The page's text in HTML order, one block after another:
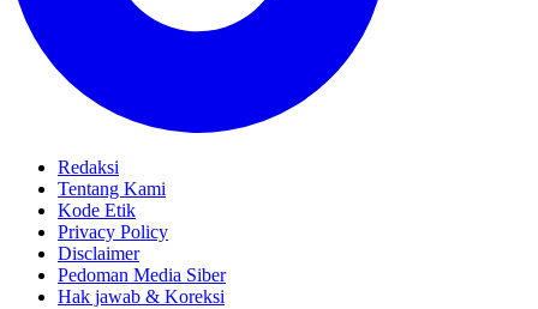
Redaksi
Tentang Kami
Kode Etik
Privacy Policy
Disclaimer
Pedoman Media Siber
Hak jawab & Koreksi